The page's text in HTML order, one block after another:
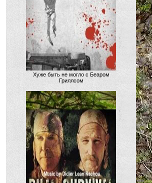
Хуже быть не могло с Беаром
Гриллсом